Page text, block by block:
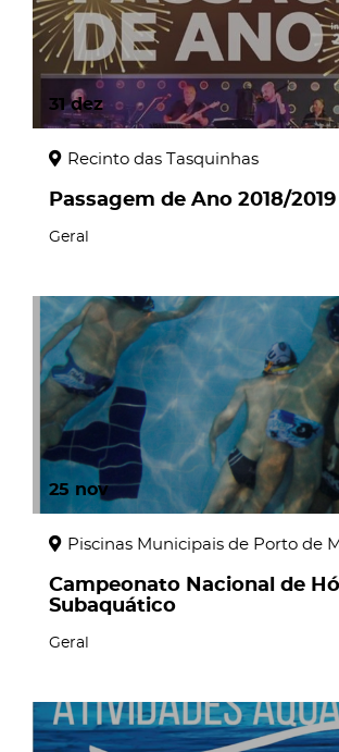
31 dez
Recinto das Tasquinhas
Passagem de Ano 2018/2019
Geral
25 nov
Piscinas Municipais de Porto de
Campeonato Nacional de
Subaquático
Geral